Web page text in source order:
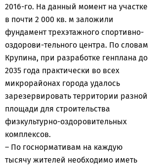
2016-го. На данный момент на участке
в почти 2 000 кв. м заложили
фундамент трехэтажного спортивно-
оздорови-тельного центра. По словам
Крупина, при разработке генплана до
2035 года практически во всех
микрорайонах города удалось
зарезервировать территории разной
площади для строительства
физкультурно-оздоровительных
комплексов.
– По госнормативам на каждую
тысячу жителей необходимо иметь